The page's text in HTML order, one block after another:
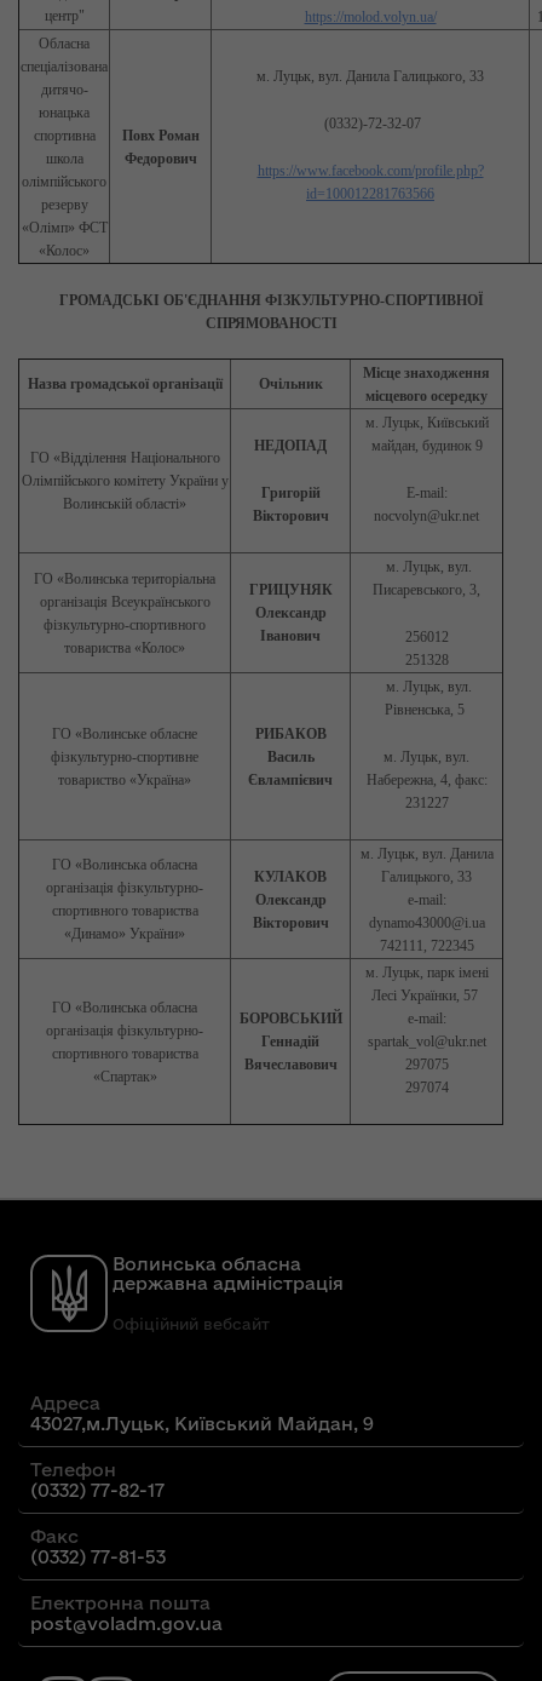
центр"
https://molod.volyn.ua/
Обласна
спеціалізована
дитячо-
юнацька
спортивна
школа
олімпійського
резерву
«Олімп» ФСТ
«Колос»
Повх Роман
Федорович
м. Луцьк, вул. Данила Галицького, 33
(0332)-72-32-07
https://www.facebook.com/profile.php?
id=100012281763566
ГРОМАДСЬКІ ОБ'ЄДНАННЯ ФІЗКУЛЬТУРНО-СПОРТИВНОЇ
СПРЯМОВАНОСТІ
Назва громадської організації Очільник
Місце знаходження
місцевого осередку
ГО «Відділення Національного
Олімпійського комітету України у
Волинській області»
НЕДОПАД
Григорій
Вікторович
м. Луцьк, Київський
майдан, будинок 9
E-mail:
nocvolyn@ukr.net
ГО «Волинська територіальна
організація Всеукраїнського
фізкультурно-спортивного
товариства «Колос»
ГРИЦУНЯК
Олександр
Іванович
м. Луцьк, вул.
Писаревського, 3,
256012
251328
ГО «Волинське обласне
фізкультурно-спортивне
товариство «Україна»
РИБАКОВ
Василь
Євлампієвич
м. Луцьк, вул.
Рівненська, 5
м. Луцьк, вул.
Набережна, 4, факс:
231227
ГО «Волинська обласна
організація фізкультурно-
спортивного товариства
«Динамо» України»
КУЛАКОВ
Олександр
Вікторович
м. Луцьк, вул. Данила
Галицького, 33
е-mail:
dynamo43000@i.ua
742111, 722345
ГО «Волинська обласна
організація фізкультурно-
спортивного товариства
«Спартак»
БОРОВСЬКИЙ
Геннадій
Вячеславович
м. Луцьк, парк імені
Лесі Українки, 57
e-mail:
spartak_vol@ukr.net
297075
297074
Волинська обласна
державна адміністрація
Офіційний вебсайт
Адреса
43027,м.Луцьк, Київський Майдан, 9
Телефон
(0332) 77-82-17
Факс
(0332) 77-81-53
Електронна пошта
post@voladm.gov.ua